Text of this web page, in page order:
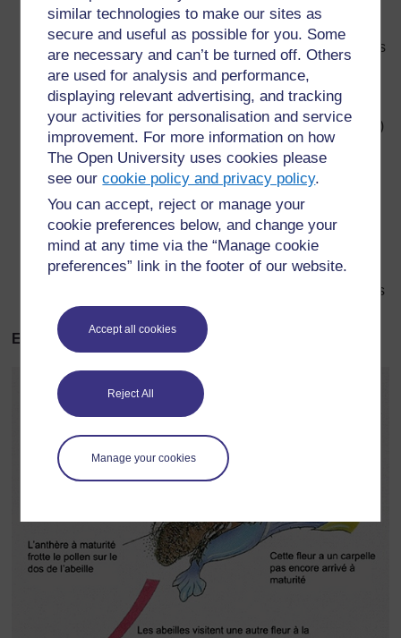
similar technologies to make our sites as
secure and useful as possible for you. Some
are necessary and can’t be turned off. Others
are used for analysis and performance,
displaying relevant advertising, and tracking
your activities for personalisation and service
improvement. For more information on how
The Open University uses cookies please
see ourcookie policy and privacy policy.
You can accept, reject or manage your
cookie preferences below, and change your
mind at any time via the “Manage cookie
preferences” link in the footer of our website.
Accept all cookies
Reject All
Manage your cookies
Certaines plantes utilisent le vent pour être
pollinisées. Ces plantes possèdent généralement des
parties mâles et femelles qui pendent hors de la fleur.
Elles n’ont en général pas de couleurs vives et leurs
grains de pollen sont petits et légers. C’est ainsi que
sont pollinisées les graminées (maïs sorgho, mil, etc.)
Après la pollinisation, un tube (tube pollinique)
pousse en dehors du grain de pollen et descend
Dans l’ovaire, le noyau de la cellule mâle fusionne
avec le noyau de la cellule sexuée femelle – c’est ce
que l’on appelle la fécondation.
Les ovules fécondés se développent pour donner des
graines et l’ovaire se transforme pour devenir un fruit.
Exemples de pollinisationPollinisation par insecte